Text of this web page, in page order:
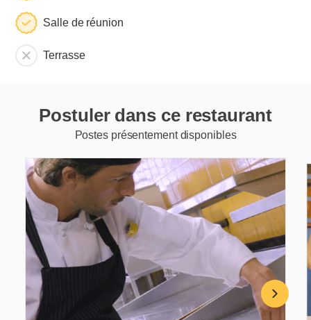
Salle de réunion
Terrasse
Postuler dans ce restaurant
Postes présentement disponibles